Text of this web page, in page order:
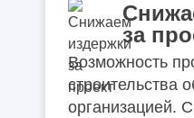
за
Возможность
строительства
организацией.